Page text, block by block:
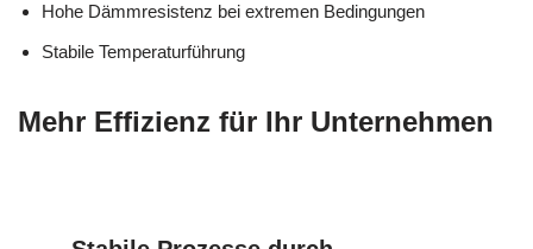
Hohe Dämmresistenz bei extremen Bedingungen
Stabile Temperaturführung
Mehr Effizienz für Ihr Unternehmen